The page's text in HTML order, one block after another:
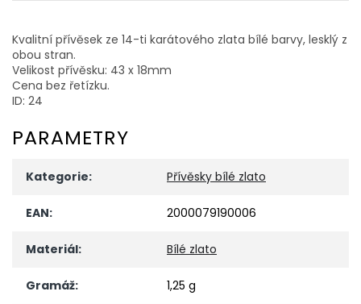
Kvalitní přívěsek ze 14-ti karátového zlata bílé barvy, lesklý z
obou stran.
Velikost přívěsku: 43 x 18mm
Cena bez řetízku.
ID: 24
PARAMETRY
Kategorie: Přívěsky bílé zlato
EAN: 2000079190006
Materiál: Bílé zlato
Gramáž: 1,25 g